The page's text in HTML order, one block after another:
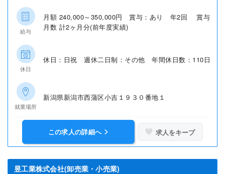
給与
月額 240,000～350,000円 賞与：あり 年2回 賞与
月数 計2ヶ月分(前年度実績)
休日
休日：日祝 週休二日制：その他 年間休日数：110日
就業場所
新潟県新潟市西蒲区小吉１９３０番地１
この求人の詳細へ 求人をキープ
昱工業株式会社(卸売業・小売業)